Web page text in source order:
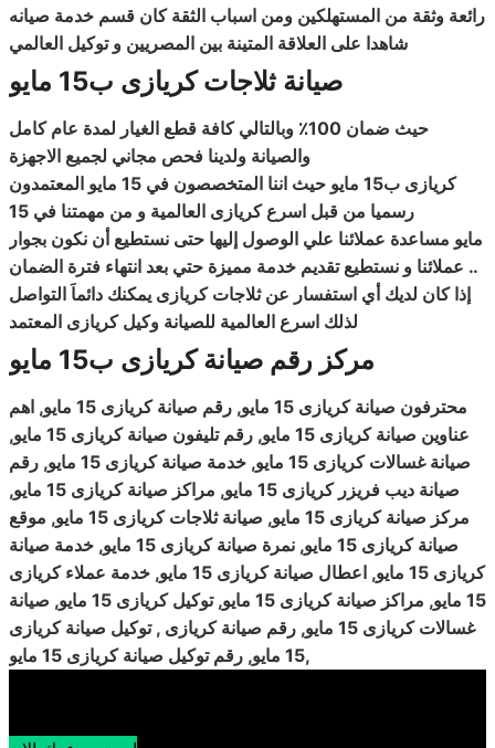
رائعة وثقة من المستهلكين ومن اسباب الثقة كان قسم خدمة صيانه
شاهدا على العلاقة المتينة بين المصريين و توكيل العالمي
صيانة ثلاجات كريازى ب15 مايو
حيث ضمان 100٪ وبالتالي كافة قطع الغيار لمدة عام كامل
والصيانة ولدينا فحص مجاني لجميع الاجهزة
كريازى ب15 مايو
حيث اننا المتخصصون في 15 مايو
المعتمدون
رسميا من قبل اسرع كريازى العالمية و من مهمتنا في 15
مايو مساعدة عملائنا علي الوصول إليها حتى نستطيع أن نكون بجوار
..
إذا كان لديك أي استفسار عن ثلاجات كريازى يمكنك دائماَ التواصل
لذلك اسرع العالمية للصيانة وكيل كريازى المعتمد
مركز رقم صيانة كريازى ب15 مايو
محترفون صيانة كريازى 15 مايو, رقم صيانة كريازى 15 مايو, اهم
عناوين صيانة كريازى 15 مايو, رقم تليفون صيانة كريازى 15 مايو,
صيانة غسالات
كريازى 15 مايو, خدمة صيانة كريازى 15 مايو, رقم
صيانة ديب فريزر كريازى 15 مايو, مراكز صيانة كريازى 15 مايو,
مركز صيانة كريازى 15 مايو, صيانة ثلاجات كريازى 15 مايو, موقع
صيانة كريازى 15 مايو, نمرة صيانة كريازى 15 مايو, خدمة صيانة
كريازى 15 مايو, اعطال صيانة كريازى 15 مايو, خدمة عملاء كريازى
15 مايو, مراكز صيانة كريازى 15 مايو, توكيل كريازى 15 مايو, صيانة
غسالات كريازى 15 مايو, رقم صيانة كريازى , توكيل صيانة كريازى
15 مايو, رقم توكيل صيانة كريازى 15 مايو,